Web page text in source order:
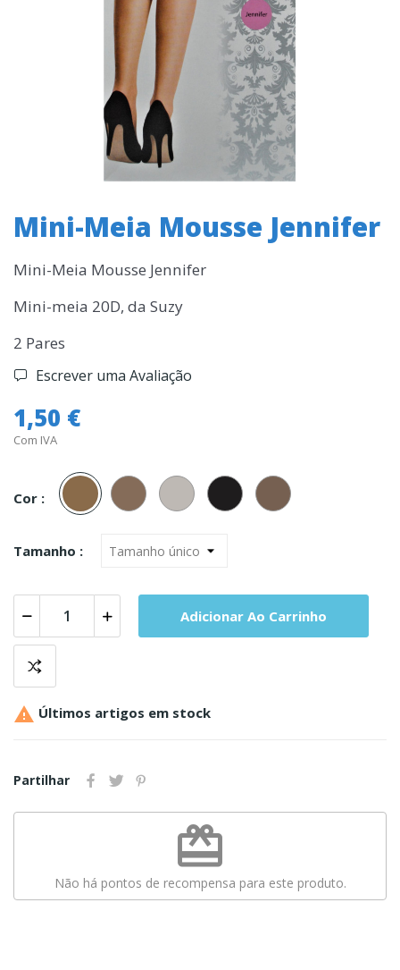
Mini-Meia Mousse Jennifer
Mini-Meia Mousse Jennifer
Mini-meia 20D, da Suzy
2 Pares
Escrever uma Avaliação
1,50 €
Com IVA
Cor :
203
Scala
206
Lucerne
208
Cinza
223
Black Muskate
Tamanho :
Adicionar Ao Carrinho
 Últimos artigos em stock
Partilhar
redeem
Não há pontos de recompensa para este produto.